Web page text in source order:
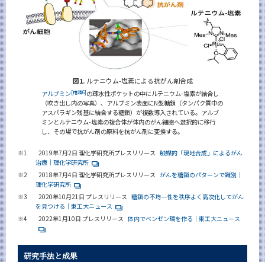
図1. ルテニウム-塩素による抗がん剤合成
アルブミン[用語6]の疎水性ポケットの中にルテニウム-塩素が結合し
（吹き出し内の写真）、アルブミン表面にN型糖鎖（タンパク質中の
アスパラギン残基に結合する糖鎖）が複数導入されている。アルブ
ミンとルテニウム-塩素の複合体が体内のがん細胞へ選択的に移行
し、その場で抗がん剤の原料を抗がん剤に変換する。
※1 2019年7月2日 理化学研究所プレスリリース 触媒的「現地合成」によるがん
治療｜理化学研究所
※2
2018年7月4日 理化学研究所プレスリリース がんを糖鎖のパターンで識別｜
理化学研究所
※3
2020年10月21日 プレスリリース 糖鎖の不均一性を秩序よく高次化してがん
を見つける｜東工大ニュース
※4
2022年1月10日 プレスリリース 体内でベンゼン環を作る｜東工大ニュース
研究手法と成果